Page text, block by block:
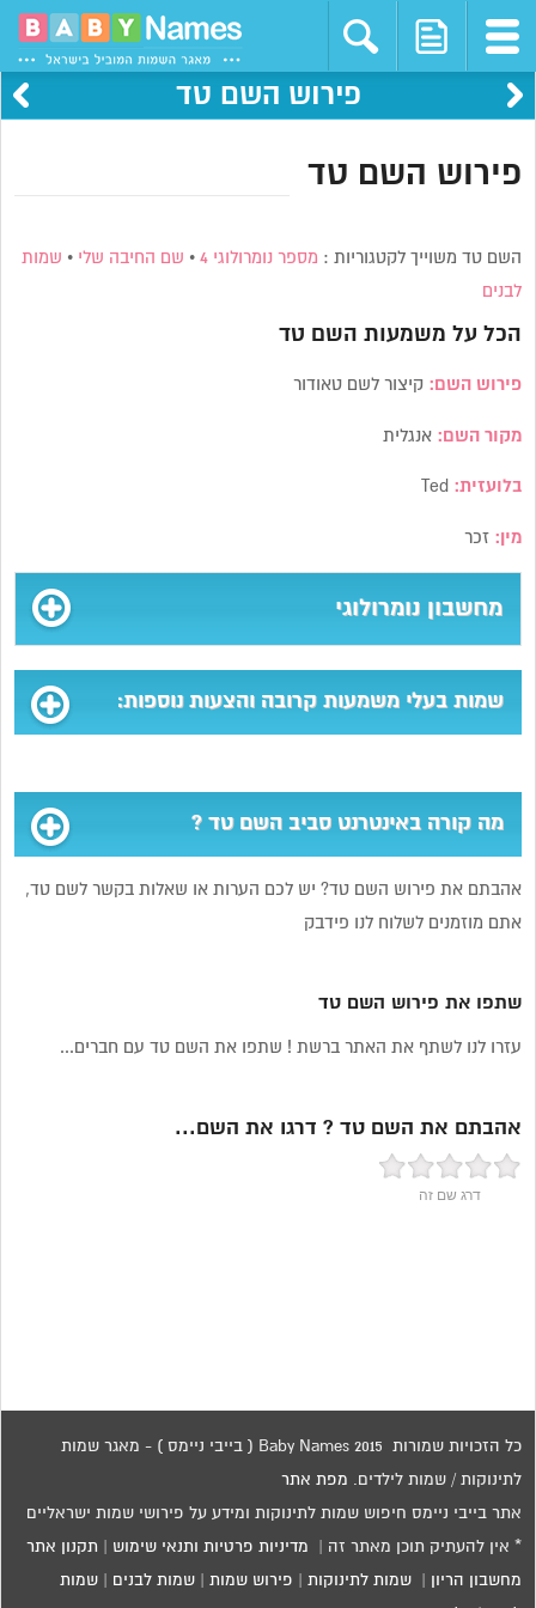
פירוש השם טד
פירוש השם טד
השם טד משוייך לקטגוריות : מספר נומרולוגי 4 • שם החיבה שלי • שמות
לבנים
הכל על משמעות השם טד
פירוש השם:קיצור לשם טאודור
מקור השם: אנגלית
בלועזית:
מין: זכר
מחשבון נומרולוגי
שמות בעלי משמעות קרובה והצעות נוספות:
מה קורה באינטרנט סביב השם טד ?
אהבתם את פירוש השם טד? יש לכם הערות או שאלות בקשר לשם טד,
אתם מוזמנים לשלוח לנו פידבק
שתפו את פירוש השם טד
עזרו לנו לשתף את האתר ברשת ! שתפו את השם טד עם חברים...
אהבתם את השם טד ? דרגו את השם...
דרג שם זה
כל הזכויות שמורות 2015 Baby Names ( בייבי ניימס ) - מאגר שמות
לתינוקות / שמות לילדים. מפת אתר
אתר בייבי ניימס חיפוש שמות לתינוקות ומידע על פירושי שמות ישראליים
* אין להעתיק תוכן מאתר זה | מדיניות פרטיות ותנאי שימוש תקנון אתר
מחשבון הריון |שמות לתינוקות פירוש שמות |שמות לבנים |שמות